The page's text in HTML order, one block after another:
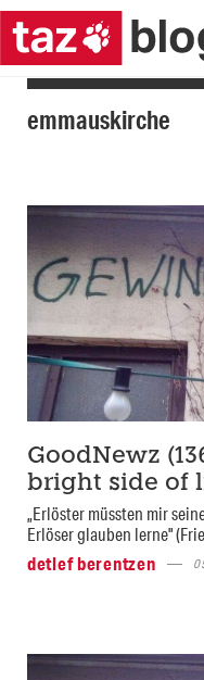
emmauskirche
GoodNewz
bright side of
„Erlöster müssten mir
Erlöser glauben lerne"
detlef berentzen